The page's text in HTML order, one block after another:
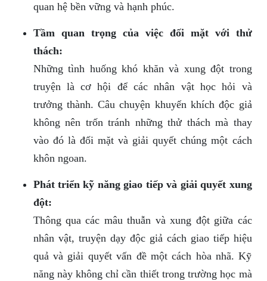
quan hệ bền vững và hạnh phúc.
Tầm quan trọng của việc đối mặt với thử
thách:
Những tình huống khó khăn và xung đột trong
truyện là cơ hội để các nhân vật học hỏi và
trưởng thành. Câu chuyện khuyến khích độc giả
không nên trốn tránh những thử thách mà thay
vào đó là đối mặt và giải quyết chúng một cách
khôn ngoan.
Phát triển kỹ năng giao tiếp và giải quyết xung
đột:
Thông qua các mâu thuẫn và xung đột giữa các
nhân vật, truyện dạy độc giả cách giao tiếp hiệu
quả và giải quyết vấn đề một cách hòa nhã. Kỹ
năng này không chỉ cần thiết trong trường học mà